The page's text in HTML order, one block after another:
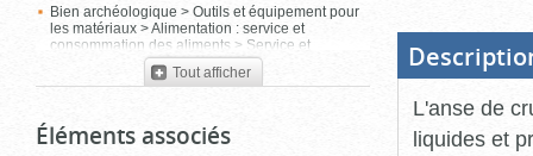
Bien archéologique > Outils et équipement pour
les matériaux > Alimentation : service et
consommation des aliments > Service et
consommation des boissons
Tout afficher
Éléments associés
bloc
d'onglets
L'anse de
liquides et